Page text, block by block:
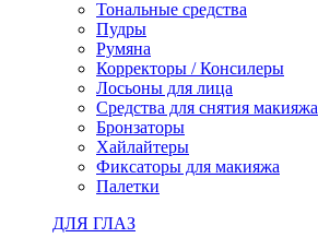
Тональные средства
Пудры
Румяна
Корректоры / Консилеры
Лосьоны для лица
Средства для снятия макияжа
Бронзаторы
Хайлайтеры
Фиксаторы для макияжа
Палетки
ДЛЯ ГЛАЗ